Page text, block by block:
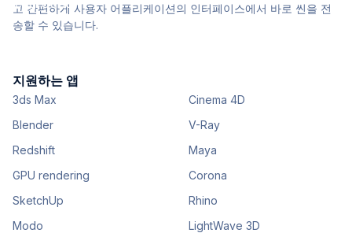
고 간편하게 사용자 어플리케이션의 인터페이스에서 바로 씬을 전
송할 수 있습니다.
지원하는 앱
3ds Max
Cinema 4D
Blender
V-Ray
Redshift
Maya
GPU rendering
Corona
SketchUp
Rhino
Modo
LightWave 3D